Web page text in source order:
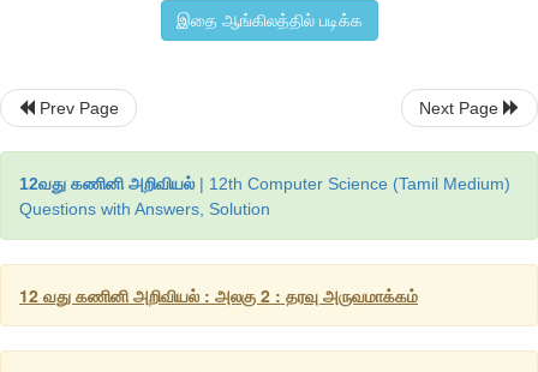
மேலே காணும் எடுத்துக்காட்டில், Xயின் மதிப்பு 10 என்றும், Y
(iii) இரண்டாம் முறையில் லிஸ்டின் உறுப்புகள், உறுப்புகள்
அணுகப்படுகிறது. செயற்குறிகள் சதுர
கொடுக்கப்பட்டிருக்கும். ' லிஸ்ட் லிட்டரல்ஸ் போல் அல்லாது
அடைப்புக்குறியை தொடர்ந்து வரும் மற்றொரு சதுர
மதிப்புகளாக எடுத்துக்கொள்ளப்படுவதில்லை. மற்றாக
உறுப்பை மதிப்பாக தேர்வு செய்யும்.
Isto
10
இதை ஆங்கிலத்தில் படிக்க
Prev Page Next Page
12வது கணினி அறிவியல் | 12th Computer Science (Tamil Medium)
Questions with Answers, Solution
12 வது கணினி அறிவியல் : அலகு 2 : தரவு அருவமாக்கம்